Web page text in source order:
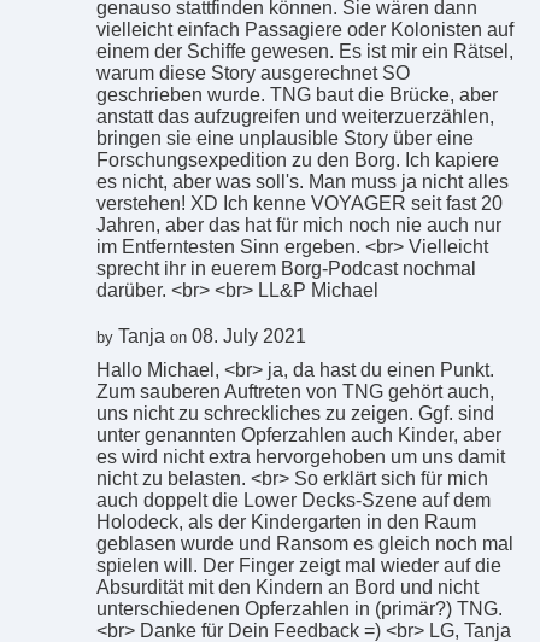
genauso stattfinden können. Sie wären dann
vielleicht einfach Passagiere oder Kolonisten auf
einem der Schiffe gewesen. Es ist mir ein Rätsel,
warum diese Story ausgerechnet SO
geschrieben wurde. TNG baut die Brücke, aber
anstatt das aufzugreifen und weiterzuerzählen,
bringen sie eine unplausible Story über eine
Forschungsexpedition zu den Borg. Ich kapiere
es nicht, aber was soll's. Man muss ja nicht alles
verstehen! XD Ich kenne VOYAGER seit fast 20
Jahren, aber das hat für mich noch nie auch nur
im Entferntesten Sinn ergeben. <br> Vielleicht
sprecht ihr in euerem Borg-Podcast nochmal
darüber. <br> <br> LL&P Michael
by Tanja on 08. July 2021
Hallo Michael, <br> ja, da hast du einen Punkt.
Zum sauberen Auftreten von TNG gehört auch,
uns nicht zu schreckliches zu zeigen. Ggf. sind
unter genannten Opferzahlen auch Kinder, aber
es wird nicht extra hervorgehoben um uns damit
nicht zu belasten. <br> So erklärt sich für mich
auch doppelt die Lower Decks-Szene auf dem
Holodeck, als der Kindergarten in den Raum
geblasen wurde und Ransom es gleich noch mal
spielen will. Der Finger zeigt mal wieder auf die
Absurdität mit den Kindern an Bord und nicht
unterschiedenen Opferzahlen in (primär?) TNG.
<br> Danke für Dein Feedback =) <br> LG, Tanja